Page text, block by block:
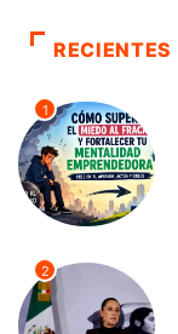
RECIENTES
1
2